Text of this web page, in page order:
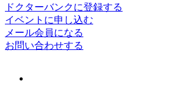
ドクターバンクに登録する
イベントに申し込む
メール会員になる
お問い合わせする